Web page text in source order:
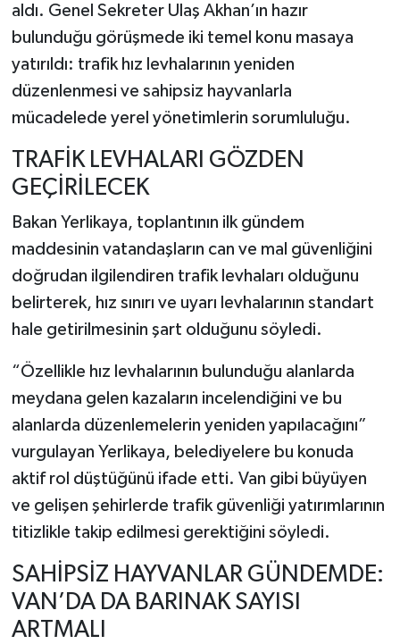
aldı. Genel Sekreter Ulaş Akhan’ın hazır
bulunduğu görüşmede iki temel konu masaya
yatırıldı: trafik hız levhalarının yeniden
düzenlenmesi ve sahipsiz hayvanlarla
mücadelede yerel yönetimlerin sorumluluğu.
TRAFİK LEVHALARI GÖZDEN
GEÇİRİLECEK
Bakan Yerlikaya, toplantının ilk gündem
maddesinin vatandaşların can ve mal güvenliğini
doğrudan ilgilendiren trafik levhaları olduğunu
belirterek, hız sınırı ve uyarı levhalarının standart
hale getirilmesinin şart olduğunu söyledi.
“Özellikle hız levhalarının bulunduğu alanlarda
meydana gelen kazaların incelendiğini ve bu
alanlarda düzenlemelerin yeniden yapılacağını”
vurgulayan Yerlikaya, belediyelere bu konuda
aktif rol düştüğünü ifade etti. Van gibi büyüyen
ve gelişen şehirlerde trafik güvenliği yatırımlarının
titizlikle takip edilmesi gerektiğini söyledi.
SAHİPSİZ HAYVANLAR GÜNDEMDE:
VAN’DA DA BARINAK SAYISI
ARTMALI